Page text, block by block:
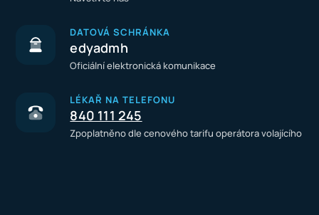
DATOVÁ SCHRÁNKA
edyadmh
Oficiální elektronická komunikace
LÉKAŘ NA TELEFONU
840 111 245
Zpoplatněno dle cenového tarifu operátora volajícího